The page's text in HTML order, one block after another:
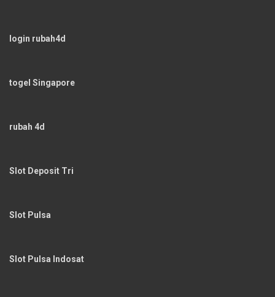
login rubah4d
togel Singapore
rubah 4d
Slot Deposit Tri
Slot Pulsa
Slot Pulsa Indosat